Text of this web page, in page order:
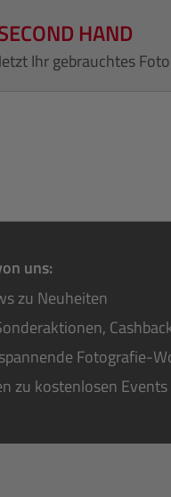
HAND
Ihr gebrauchtes
uns:
zu Neuheiten
Fotografie-
zu kostenlosen Events